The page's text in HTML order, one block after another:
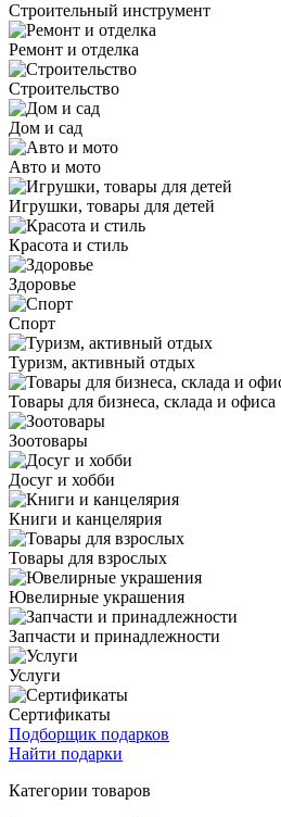
Строительный инструмент
Ремонт и отделка
Строительство
Дом и сад
Авто и мото
Игрушки, товары для детей
Красота и стиль
Здоровье
Спорт
Туризм, активный отдых
Товары для бизнеса, склада и офиса
Зоотовары
Досуг и хобби
Книги и канцелярия
Товары для взрослых
Ювелирные украшения
Запчасти и принадлежности
Услуги
Сертификаты
Подборщик подарков
Найти подарки
Категории товаров